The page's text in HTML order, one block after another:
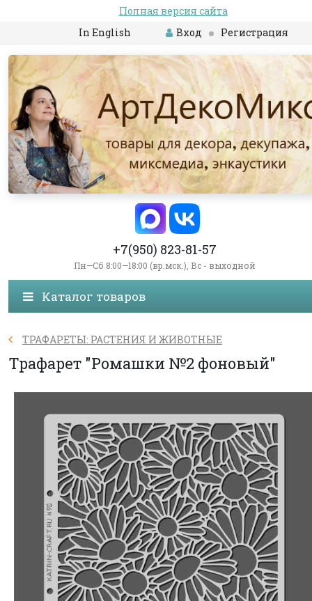
Полная версия сайта
In English
Вход Регистрация
+7(950) 823-81-57
Пн—Сб 8:00—18:00 (вр.мск.), Вс - выходной
Каталог товаров
ТРАФАРЕТЫ: РАСТЕНИЯ И ЖИВОТНЫЕ
Трафарет "Ромашки №2 фоновый"